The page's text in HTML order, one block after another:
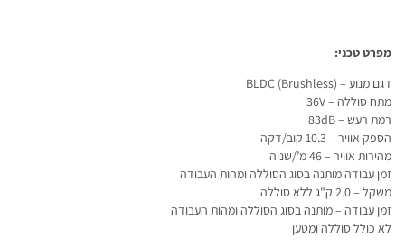
מפרט טכני:
דגם מנוע – (Brushless) BLDC
מתח סוללה – 36V
רמת רעש – 83dB
הספק אוויר – 10.3 קוב/דקה
מהירות אוויר – 46 מ’/שניה
זמן עבודה מותנה בסוג הסוללה ומהות העבודה
משקל – 2.0 ק"ג ללא סוללה
זמן עבודה – מותנה בסוג הסוללה ומהות העבודה
לא כולל סוללה ומטען